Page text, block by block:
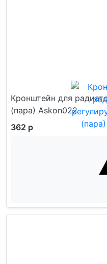
Кронштейн для
(пара) Askon022
362 р